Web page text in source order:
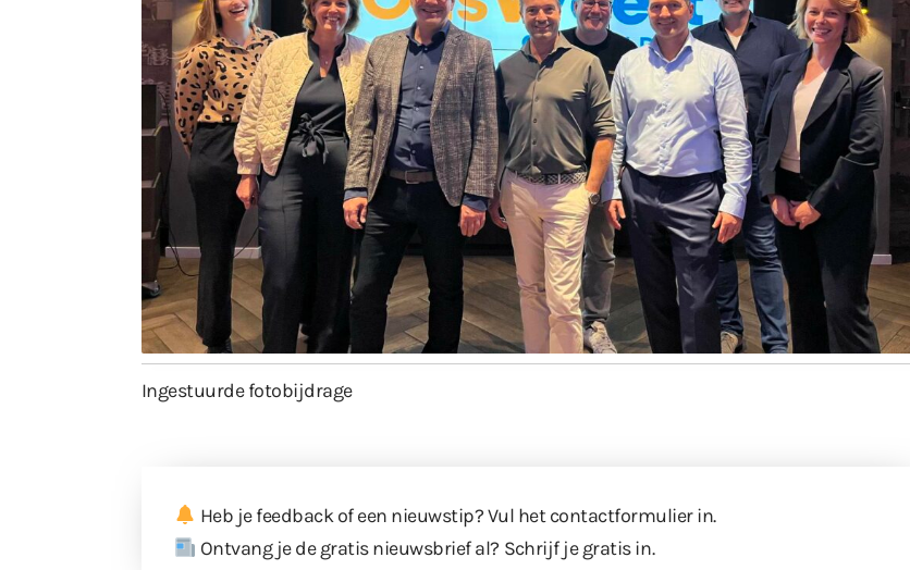
Ingestuurde fotobijdrage
Heb je feedback of een nieuwstip? Vul het contactformulierin.
Ontvang je de gratis nieuwsbrief al? Schrijf je gratis in.